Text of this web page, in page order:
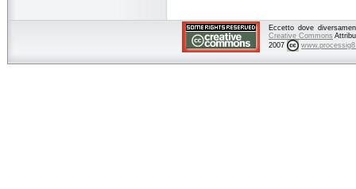
Eccetto dove
Creative Commons
2007